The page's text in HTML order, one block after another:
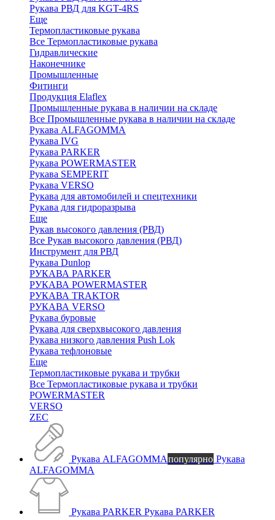
Рукава РВД для KGT-4RS
Еще
Термопластиковые рукава
Все Термопластиковые рукава
Гидравлические
Наконечнике
Промышленные
Фитинги
Продукция Elaflex
Промышленные рукава в наличии на складе
Все Промышленные рукава в наличии на складе
Рукава ALFAGOMMA
Рукава IVG
Рукава PARKER
Рукава POWERMASTER
Рукава SEMPERIT
Рукава VERSO
Рукава для автомобилей и спецтехники
Рукава для гидроразрыва
Еще
Рукав высокого давления (РВД)
Все Рукав высокого давления (РВД)
Инструмент для РВД
Рукава Dunlop
РУКАВА PARKER
РУКАВА POWERMASTER
РУКАВА TRAKTOR
РУКАВА VERSO
Рукава буровые
Рукава для сверхвысокого давления
Рукава низкого давления Push Lok
Рукава тефлоновые
Еще
Термопластиковые рукава и трубки
Все Термопластиковые рукава и трубки
POWERMASTER
VERSO
ZEC
Рукава ALFAGOMMAпопулярно Рукава
ALFAGOMMA
Рукава PARKER Рукава PARKER